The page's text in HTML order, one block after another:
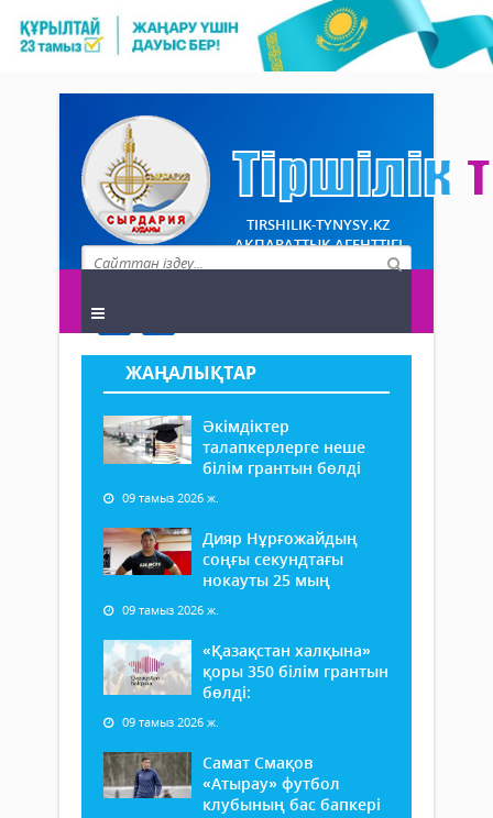
TIRSHILIK-TYNYSY.KZ
АҚПАРАТТЫҚ АГЕНТТІГІ
ЖАҢАЛЫҚТАР
Әкімдіктер
талапкерлерге неше
білім грантын бөлді
09 тамыз 2026 ж.
Дияр Нұрғожайдың
соңғы секундтағы
нокауты 25 мың
09 тамыз 2026 ж.
«Қазақстан халқына»
қоры 350 білім грантын
бөлді:
09 тамыз 2026 ж.
Самат Смақов
«Атырау» футбол
клубының бас бапкері